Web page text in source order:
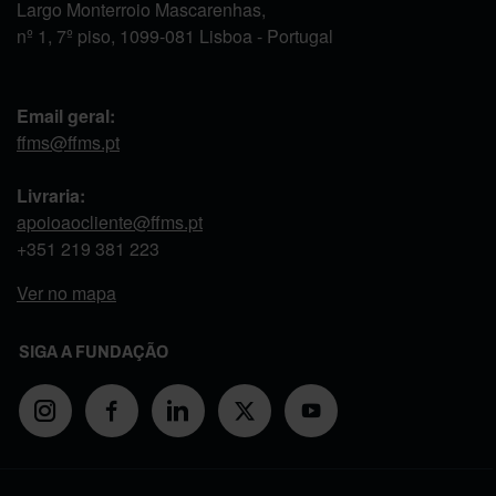
Largo Monterroio Mascarenhas,
nº 1, 7º piso, 1099-081 Lisboa - Portugal
Email geral:
ffms@ffms.pt
Livraria:
apoioaocliente@ffms.pt
+351 219 381 223
Ver no mapa
SIGA A FUNDAÇÃO